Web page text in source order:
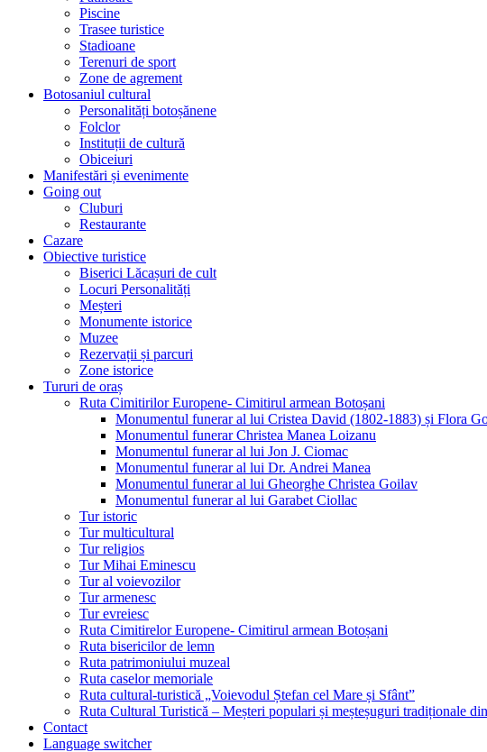
Piscine
Trasee turistice
Stadioane
Terenuri de sport
Zone de agrement
Botosaniul cultural
Personalități botoșănene
Folclor
Instituții de cultură
Obiceiuri
Manifestări și evenimente
Going out
Cluburi
Restaurante
Cazare
Obiective turistice
Biserici Lăcașuri de cult
Locuri Personalități
Meșteri
Monumente istorice
Muzee
Rezervații și parcuri
Zone istorice
Tururi de oraș
Ruta Cimitirilor Europene- Cimitirul armean Botoșani
Monumentul funerar al lui Cristea David (1802-1883) și Flora
Monumentul funerar Christea Manea Loizanu
Monumentul funerar al lui Jon J. Ciomac
Monumentul funerar al lui Dr. Andrei Manea
Monumentul funerar al lui Gheorghe Christea Goilav
Monumentul funerar al lui Garabet Ciollac
Tur istoric
Tur multicultural
Tur religios
Tur Mihai Eminescu
Tur al voievozilor
Tur armenesc
Tur evreiesc
Ruta Cimitirelor Europene- Cimitirul armean Botoșani
Ruta bisericilor de lemn
Ruta patrimoniului muzeal
Ruta caselor memoriale
Ruta cultural-turistică „Voievodul Ștefan cel Mare și Sfânt”
Ruta Cultural Turistică – Meșteri populari și meșteșuguri tradiționale
Contact
Language switcher